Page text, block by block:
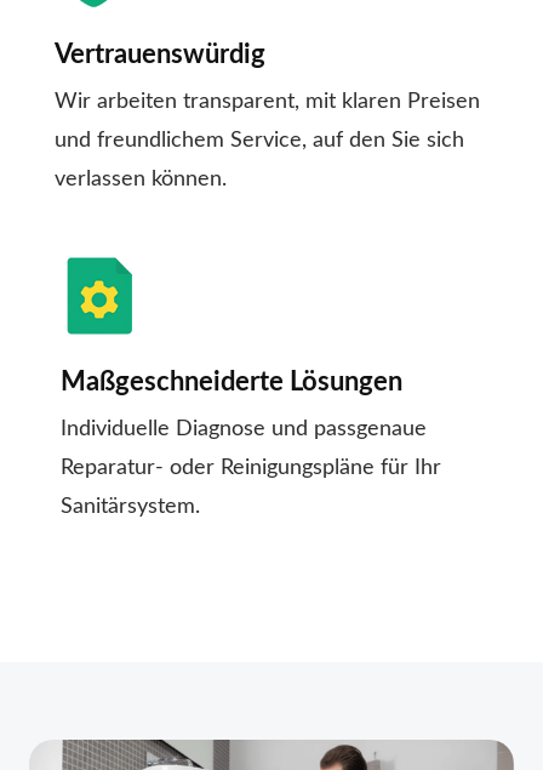
Vertrauenswürdig
Wir arbeiten transparent, mit klaren Preisen
und freundlichem Service, auf den Sie sich
verlassen können.
Maßgeschneiderte Lösungen
Individuelle Diagnose und passgenaue
Reparatur- oder Reinigungspläne für Ihr
Sanitärsystem.